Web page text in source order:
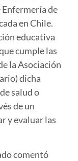
Enfermería de
en Chile.
educativa
cumple las
la Asociación
dicha
salud o
de un
y evaluar las
comentó